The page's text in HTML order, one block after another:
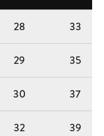
28 33
29 35
30 37
32 39